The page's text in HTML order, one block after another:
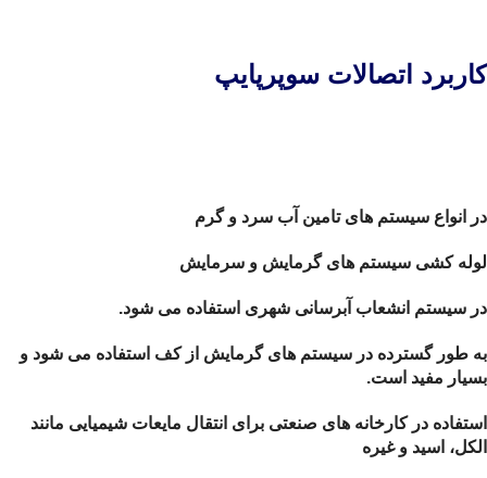
کاربرد اتصالات سوپرپایپ
در انواع سیستم های تامین آب سرد و گرم
لوله کشی سیستم های گرمایش و سرمایش
در سیستم انشعاب آبرسانی شهری استفاده می شود.
به طور گسترده در سیستم های گرمایش از کف استفاده می شود و
بسیار مفید است.
استفاده در کارخانه های صنعتی برای انتقال مایعات شیمیایی مانند
الکل، اسید و غیره